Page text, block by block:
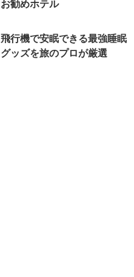
お勧めホテル
飛行機で安眠できる最強睡眠
グッズを旅のプロが厳選